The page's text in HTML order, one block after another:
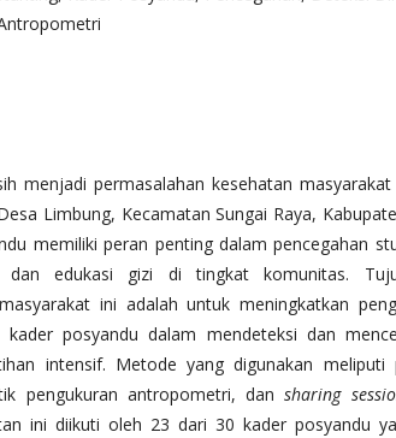
menjadi permasalahan kesehatan
Limbung, Kecamatan Sungai Raya,
memiliki peran penting dalam pencegahan
dan edukasi gizi di tingkat komunitas.
ini adalah untuk meningkatkan
kader posyandu dalam mendeteksi dan
intensif. Metode yang digunakan meliputi
pengukuran antropometri, dansharing
ini diikuti oleh 23 dari 30 kader posyandu